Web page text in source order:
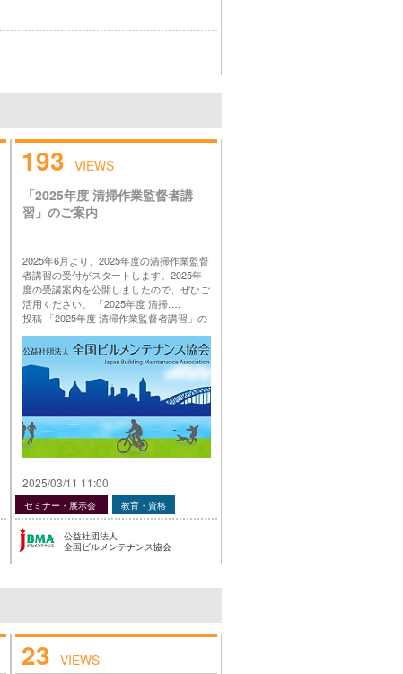
193 VIEWS
「2025年度 清掃作業監督者講
習」のご案内
2025年6月より、2025年度の清掃作業監督
者講習の受付がスタートします。2025年
度の受講案内を公開しましたので、ぜひご
活用ください。 「2025年度 清掃….
投稿 「2025年度 清掃作業監督者講習」の
ンス協会 に最初に表示されました。
…
2025/03/11 11:00
セミナー・展示会 教育・資格
公益社団法人
全国ビルメンテナンス協会
23 VIEWS